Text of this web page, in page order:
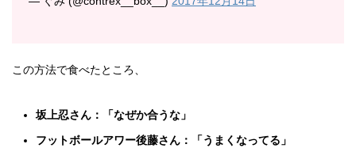
この方法で食べたところ、
坂上忍さん：「なぜか合うな」
フットボールアワー後藤さん：「うまくなってる」